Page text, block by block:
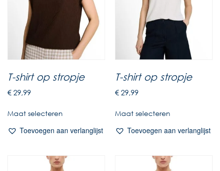
T-shirt op stropje
€29,99
Maat selecteren
Toevoegen aan verlanglijst
T-shirt op stropje
€29,99
Maat selecteren
Toevoegen aan verlanglijst